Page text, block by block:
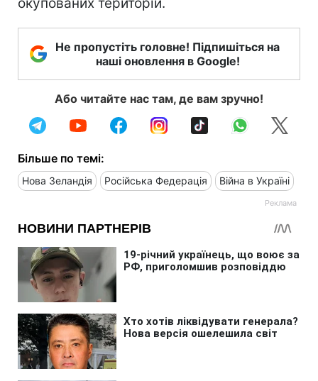
Не пропустіть головне! Підпишіться на
наші оновлення в Google!
Або читайте нас там, де вам зручно!
Більше по темі:
Нова Зеландія Російська Федерація Війна в Україні